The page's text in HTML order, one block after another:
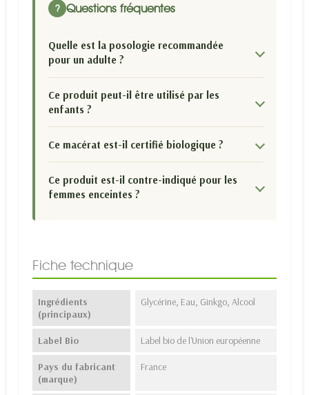
? Questions fréquentes
Quelle est la posologie recommandée
pour un adulte ?
Ce produit peut-il être utilisé par les
enfants ?
Ce macérat est-il certifié biologique ?
Ce produit est-il contre-indiqué pour les
femmes enceintes ?
Fiche technique
Ingrédients
(principaux)
Glycérine, Eau, Ginkgo, Alcool
Label Bio Label bio de l'Union européenne
Pays du fabricant
(marque)
France